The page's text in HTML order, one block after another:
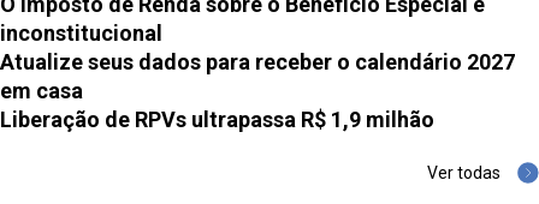
inconstitucional
Atualize seus dados para receber o calendário 2027
em casa
Liberação de RPVs ultrapassa R$ 1,9 milhão
Ver todas